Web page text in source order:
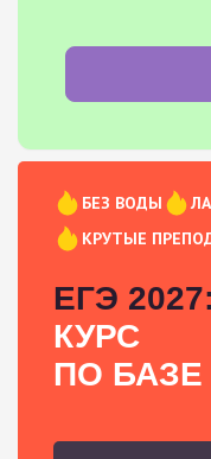
БЕЗ ВОДЫ
КРУТЫЕ
ЕГЭ 2027:
КУРС
ПО БАЗЕ